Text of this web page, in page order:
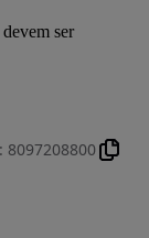
ser
: 8097208800